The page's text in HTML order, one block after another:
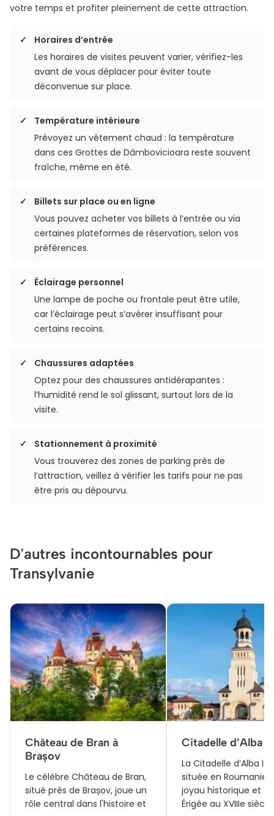
votre temps et profiter pleinement de cette attraction.
Horaires d’entrée
Les horaires de visites peuvent varier, vérifiez-les
avant de vous déplacer pour éviter toute
déconvenue sur place.
Température intérieure
Prévoyez un vêtement chaud : la température
dans ces Grottes de Dâmbovicioara reste souvent
fraîche, même en été.
Billets sur place ou en ligne
Vous pouvez acheter vos billets à l’entrée ou via
certaines plateformes de réservation, selon vos
préférences.
Éclairage personnel
Une lampe de poche ou frontale peut être utile,
car l’éclairage peut s’avérer insuffisant pour
certains recoins.
Chaussures adaptées
Optez pour des chaussures antidérapantes :
l’humidité rend le sol glissant, surtout lors de la
visite.
Stationnement à proximité
Vous trouverez des zones de parking près de
l’attraction, veillez à vérifier les tarifs pour ne pas
être pris au dépourvu.
D'autres incontournables pour
Transylvanie
Château de Bran à
Brașov
Le célèbre Château de Bran,
situé près de Brașov, joue un
rôle central dans l'histoire et
Citadelle d’Alba
La Citadelle d’Alba
située en Roumanie,
joyau historique et
Érigée au XVIIIe